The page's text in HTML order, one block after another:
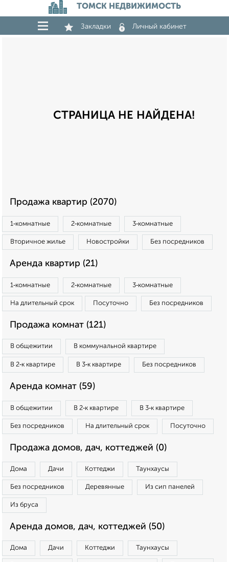
ТОМСК НЕДВИЖИМОСТЬ
Закладки Личный кабинет
СТРАНИЦА НЕ НАЙДЕНА!
Продажа квартир (2070)
1‑комнатные 2‑комнатные 3‑комнатные
Вторичное жилье Новостройки Без посредников
Аренда квартир (21)
1‑комнатные 2‑комнатные 3‑комнатные
На длительный срок Посуточно Без посредников
Продажа комнат (121)
В общежитии В коммунальной квартире
В 2‑к квартире В 3‑к квартире Без посредников
Аренда комнат (59)
В общежитии В 2‑к квартире В 3‑к квартире
Без посредников На длительный срок Посуточно
Продажа домов, дач, коттеджей (0)
Дома Дачи Коттеджи Таунхаусы
Без посредников Деревянные Из сип панелей
Из бруса
Аренда домов, дач, коттеджей (50)
Дома Дачи Коттеджи Таунхаусы